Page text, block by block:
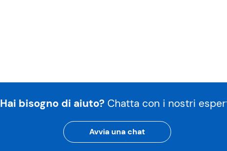
Hai bisogno di aiuto? Chatta con i nostri
Avvia una chat